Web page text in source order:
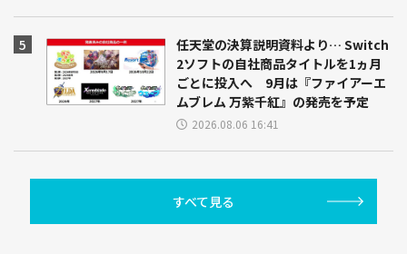
任天堂の決算説明資料より… Switch
2ソフトの自社商品タイトルを1ヵ月
ごとに投入へ 9月は『ファイアーエ
ムブレム 万紫千紅』の発売を予定
2026.08.06 16:41
すべて見る